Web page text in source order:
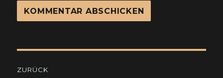
ZURÜCK